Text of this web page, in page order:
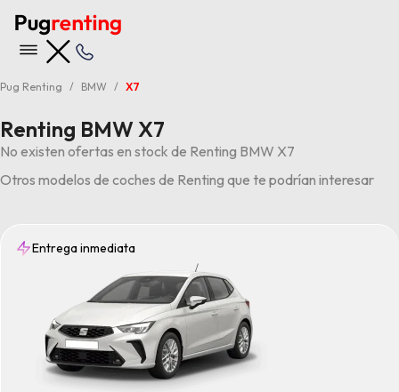
Pug Renting BMW X7
Renting BMW X7
No existen ofertas en stock de Renting BMW X7
Otros modelos de coches de Renting que te podrían interesar
Entrega inmediata